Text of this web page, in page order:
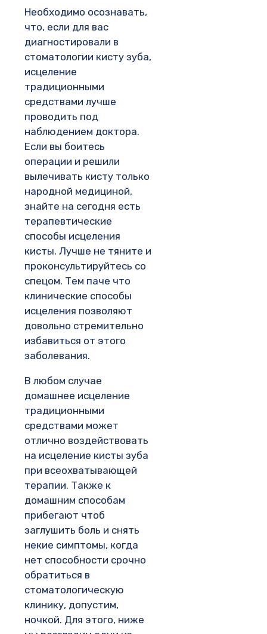
Необходимо осознавать,
что, если для вас
диагностировали в
стоматологии кисту зуба,
исцеление
традиционными
средствами лучше
проводить под
наблюдением доктора.
Если вы боитесь
операции и решили
вылечивать кисту только
народной медициной,
знайте на сегодня есть
терапевтические
способы исцеления
кисты. Лучше не тяните и
проконсультируйтесь со
спецом. Тем паче что
клинические способы
исцеления позволяют
довольно стремительно
избавиться от этого
заболевания.
В любом случае
домашнее исцеление
традиционными
средствами может
отлично воздействовать
на исцеление кисты зуба
при всеохватывающей
терапии. Также к
домашним способам
прибегают чтоб
заглушить боль и снять
некие симптомы, когда
нет способности срочно
обратиться в
стоматологическую
клинику, допустим,
ночкой. Для этого, ниже